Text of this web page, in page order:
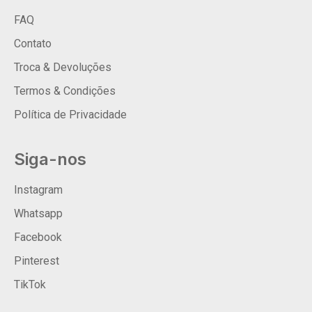
FAQ
Contato
Troca & Devoluções
Termos & Condições
Política de Privacidade
Siga-nos
Instagram
Whatsapp
Facebook
Pinterest
TikTok